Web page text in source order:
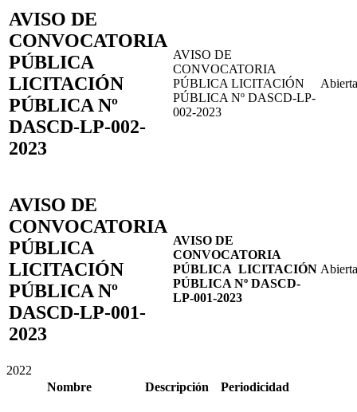
AVISO DE
CONVOCATORIA
PÚBLICA
LICITACIÓN
PÚBLICA Nº
DASCD-LP-002-
2023
AVISO DE
CONVOCATORIA
PÚBLICA LICITACIÓN
PÚBLICA Nº DASCD-LP-
002-2023
Abierta
AVISO DE
CONVOCATORIA
PÚBLICA
LICITACIÓN
PÚBLICA Nº
DASCD-LP-001-
2023
AVISO DE
CONVOCATORIA
PÚBLICA LICITACIÓN
PÚBLICA Nº DASCD-
LP-001-2023
Abierta
2022
Nombre
Descripción Periodicidad